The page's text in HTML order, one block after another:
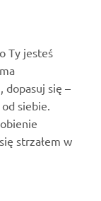
Ty jesteś
dopasuj się –
siebie.
strzałem w